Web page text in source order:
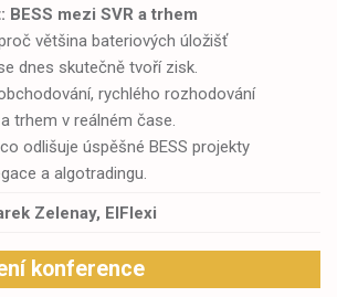
BESS mezi SVR a trhem
většina bateriových úložišť
dnes skutečně tvoří zisk.
rychlého rozhodování
trhem v reálném čase.
odlišuje úspěšné BESS projekty
a algotradingu.
Zelenay, EIFlexi
konference